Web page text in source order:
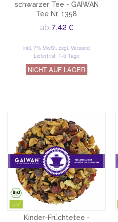
schwarzer Tee - GAIWAN
Tee Nr. 1358
ab7,42 €
inkl. 7% MwSt.zzgl. Versand
Lieferfrist: 1-5 Tage
NICHT AUF LAGER
Kinder-Früchtetee -